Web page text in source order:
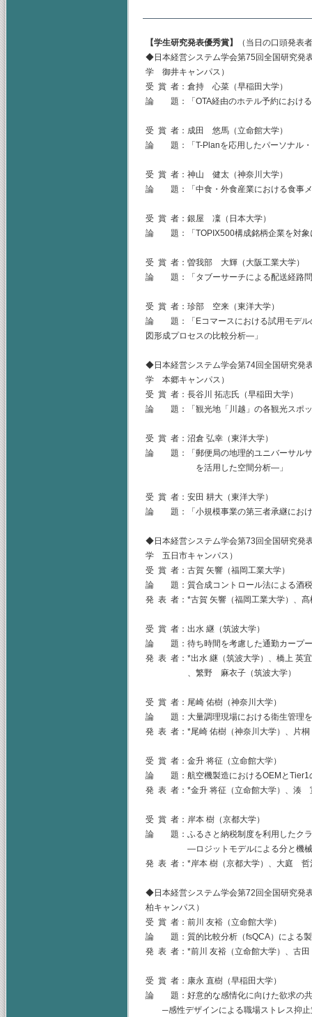
【学生研究発表優秀賞】
（当日の口頭発表
◆日本経営システム学会第75回全国研究発
学 御井キャンパス）
受 賞 者：倉持 心菜（早稲田大学）
論 題：「OTA経由のホテル予約における
受 賞 者：成田 悠馬（立命館大学）
論 題：「T-Planを応用したパーソナル・
受 賞 者：神山 健太（神奈川大学）
論 題：「中食・外食産業における食事メ
受 賞 者：銀屋 凜（日本大学）
論 題：「TOPIX500構成銘柄企業を対象
受 賞 者：曽我部 大輝（大阪工業大学）
論 題：「タブーサーチによる配送経路問
受 賞 者：珍部 空来（東洋大学）
論 題：「Eコマースにおける試用モデル
図形成プロセスの比較分析―」
◆日本経営システム学会第74回全国研究発
学 本郷キャンパス）
受 賞 者：長谷川 拓志氏（早稲田大学）
論 題：「観光地「川越」の各観光スポッ
受 賞 者：沼倉 弘幸（東洋大学）
論 題：「郵便局の地理的ユニバーサル
を活用した空間分析―」
受 賞 者：安田 耕大（東洋大学）
論 題：「小規模事業の第三者承継におけ
◆日本経営システム学会第73回全国研究発
学 五日市キャンパス）
受 賞 者：古賀 矢響（福岡工業大学）
論 題：質合成コントロール法による酒税
発 表 者：*古賀 矢響（福岡工業大学）、髙
受 賞 者：出水 継（筑波大学）
論 題：待ち時間を考慮した通勤カープ
発 表 者：*出水 継（筑波大学）、橋上 英
、繁野 麻衣子（筑波大学）
受 賞 者：尾崎 佑樹（神奈川大学）
論 題：大量調理現場における衛生管理を
発 表 者：*尾崎 佑樹（神奈川大学）、片
受 賞 者：金升 将征（立命館大学）
論 題：航空機製造におけるOEMとTier1
発 表 者：*金升 将征（立命館大学）、湊
受 賞 者：岸本 樹（京都大学）
論 題：ふるさと納税制度を利用したクラ
―ロジットモデルによる分と機械学
発 表 者：*岸本 樹（京都大学）、大庭 哲
◆日本経営システム学会第72回全国研究発
柏キャンパス）
受 賞 者：前川 友裕（立命館大学）
論 題：質的比較分析（fsQCA）による製
発 表 者：*前川 友裕（立命館大学）、古
受 賞 者：康永 直樹（早稲田大学）
論 題：好意的な感情化に向けた欲求の共
─感性デザインによる職場ストレス抑